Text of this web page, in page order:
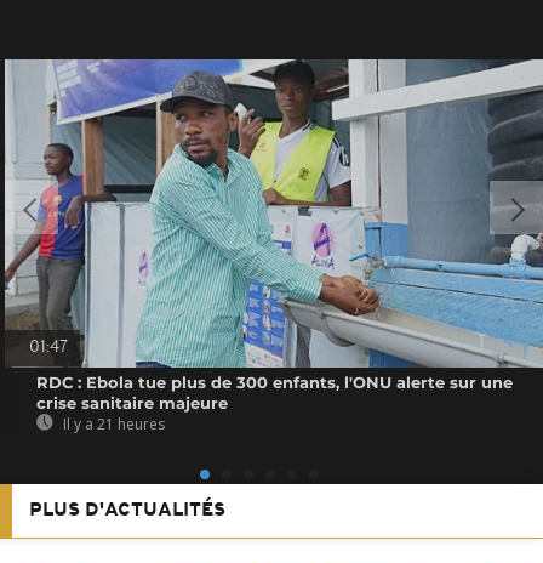
01:47
RDC : Ebola tue plus de 300 enfants, l'ONU alerte sur une
crise sanitaire majeure
Il y a 21 heures
PLUS D'ACTUALITÉS